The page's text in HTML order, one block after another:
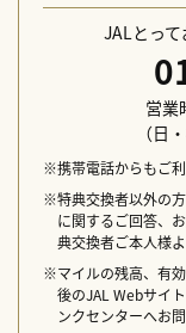
本体サイズ：
本体重量：200g（
素材：外装／ポリ
JALとっ
営
（日
※携帯電話からもご利
※特典交換者以外の
に関するご回答、
典交換者ご本人様
※マイルの残高、有
後のJAL Webサイ
ンクセンターへお